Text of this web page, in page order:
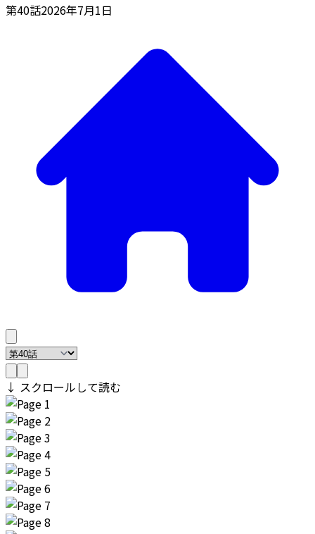
第40話2026年7月1日
↓ スクロールして読む